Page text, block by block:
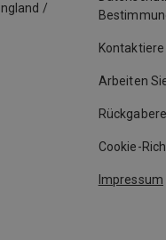
/
Arbeiten
Cookie-
Impressum